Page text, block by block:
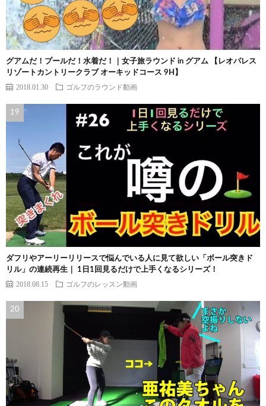
グアムだ！プールだ！水着だ！｜女子旅ラウンド in グアム 【レオパレス
リゾートカントリークラブ オーキッドコース 9H】
2018.01.30 ゴルフのラウンド動画
ダフリやアーリーリリースで悩んでいる人に見て欲しい「ボール突きド
リル」の連続再生｜ 1日1回見るだけで上手くなるシリーズ！
2018.08.15 ゴルフのレッスン動画